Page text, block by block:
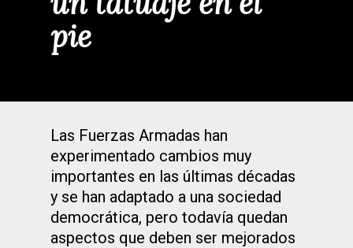
pie
Las Fuerzas Armadas han
experimentado cambios muy
importantes en las últimas décadas
y se han adaptado a una sociedad
democrática, pero todavía quedan
aspectos que deben ser mejorados